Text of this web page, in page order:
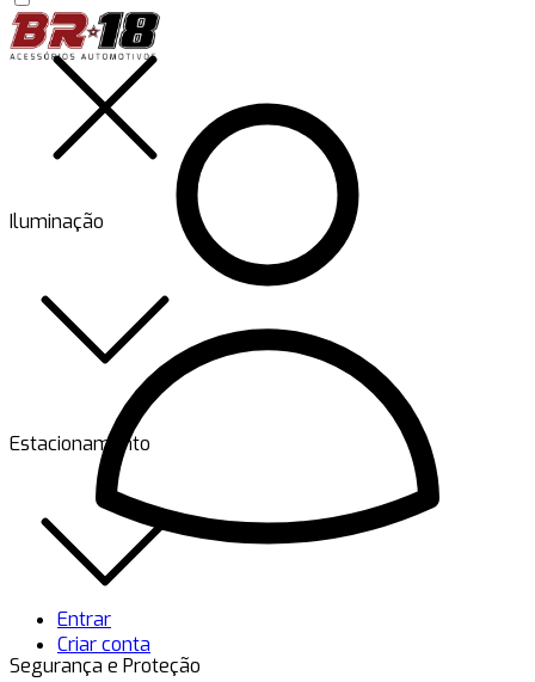
Iluminação
Estacionamento
Segurança e Proteção
Entrar
Criar conta